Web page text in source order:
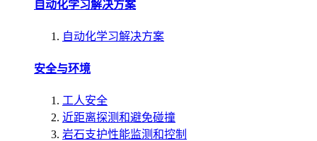
自动化学习解决方案
自动化学习解决方案
安全与环境
工人安全
近距离探测和避免碰撞
岩石支护性能监测和控制